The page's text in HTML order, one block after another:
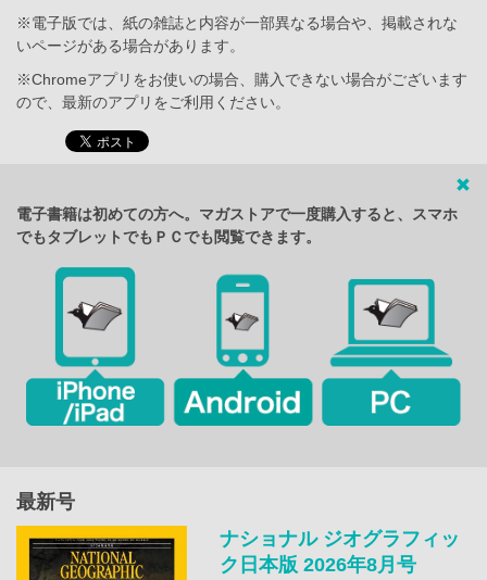
※電子版では、紙の雑誌と内容が一部異なる場合や、掲載されな
いページがある場合があります。
※Chromeアプリをお使いの場合、購入できない場合がございます
ので、最新のアプリをご利用ください。
電子書籍は初めての方へ。マガストアで一度購入すると、スマホ
でもタブレットでもＰＣでも閲覧できます。
最新号
ナショナル ジオグラフィッ
ク日本版 2026年8月号